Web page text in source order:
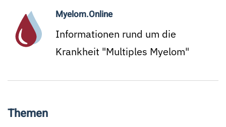
Myelom.Online
Informationen rund um die
Krankheit "Multiples Myelom"
Themen